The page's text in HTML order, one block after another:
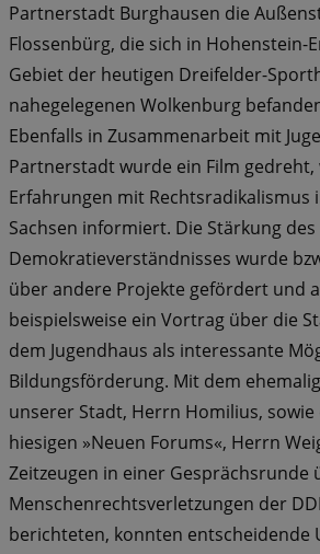
Partnerstadt Burghausen die
Flossenbürg, die sich in Hohenstein-
Gebiet der heutigen Dreifelder-
nahegelegenen Wolkenburg
Ebenfalls in Zusammenarbeit mit
Partnerstadt wurde ein Film
Erfahrungen mit Rechtsradikalismus
Sachsen informiert. Die Stärkung des
Demokratieverständnisses wurde
über andere Projekte gefördert und
beispielsweise ein Vortrag über die
dem Jugendhaus als interessante
Bildungsförderung. Mit dem
unserer Stadt, Herrn Homilius,
hiesigen »Neuen Forums«, Herrn
Zeitzeugen in einer Gesprächsrunde
Menschenrechtsverletzungen der
berichteten, konnten entscheidende